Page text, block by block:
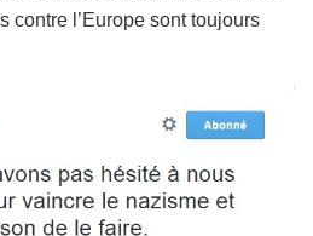
contre l’Europe sont toujours